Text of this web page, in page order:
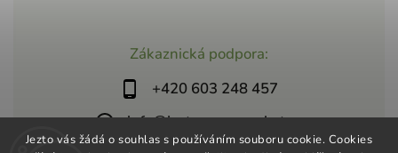
Jezto vás žádá o souhlas s používáním souboru cookie. Cookies
Zákaznická podpora:
+420 603 248 457
info@jeztosupermarket.cz